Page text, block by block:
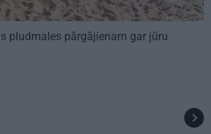
pludmales pārgājienam gar jūru